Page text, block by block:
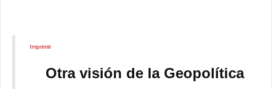
Imprimir
Otra visión de la Geopolítica